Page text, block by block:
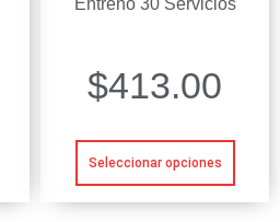
$413.00
Seleccionar opciones